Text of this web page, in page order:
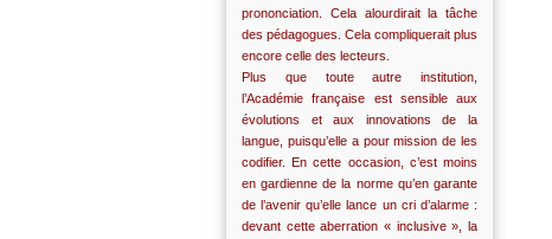
prononciation. Cela alourdirait la tâche
des pédagogues. Cela compliquerait plus
encore celle des lecteurs.
Plus que toute autre institution,
l’Académie française est sensible aux
évolutions et aux innovations de la
langue, puisqu’elle a pour mission de les
codifier. En cette occasion, c’est moins
en gardienne de la norme qu’en garante
de l’avenir qu’elle lance un cri d’alarme :
devant cette aberration « inclusive », la